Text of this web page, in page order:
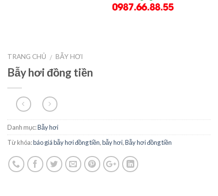
TRANG CHỦ / BẪY HƠI
Bẫy hơi đồng tiền
Danh mục:Bẫy hơi
Từ khóa:báo giá bẫy hơi đồng tiền,bẫy hơi,Bẫy hơi đồng tiền